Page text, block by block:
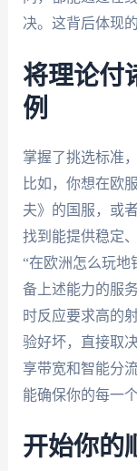
决。这背后体现
将理论付
例
掌握了挑选标准
比如，你想在欧
夫》的国服，或
找到能提供稳定
“在欧洲怎么玩地
备上述能力的服
时反应要求高的
验好坏，直接取
享带宽和智能分
能确保你的每一
开始你的